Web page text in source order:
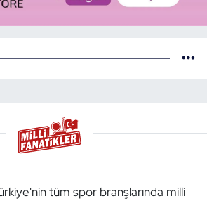
tüm spor branşlarında milli